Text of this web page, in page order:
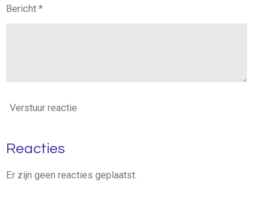
Bericht *
Verstuur reactie
Reacties
Er zijn geen reacties geplaatst.